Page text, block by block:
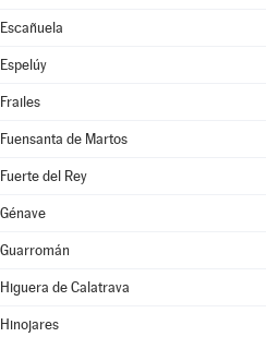
Escañuela
Espelúy
Frailes
Fuensanta de Martos
Fuerte del Rey
Génave
Guarromán
Higuera de Calatrava
Hinojares